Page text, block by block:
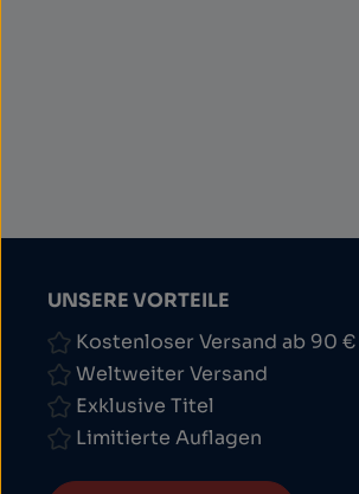
UNSERE VORTEILE
Kostenloser Versand ab 90 €
Weltweiter Versand
Exklusive Titel
Limitierte Auflagen